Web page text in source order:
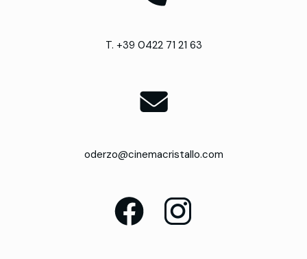
T. +39 0422 71 21 63
oderzo@cinemacristallo.com